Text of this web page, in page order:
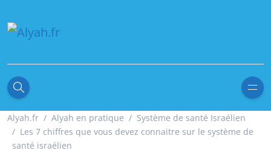
Alyah.fr Alyah en pratique
Système de santé Israélien
Les 7 chiffres que vous devez connaitre sur le système de
santé israélien